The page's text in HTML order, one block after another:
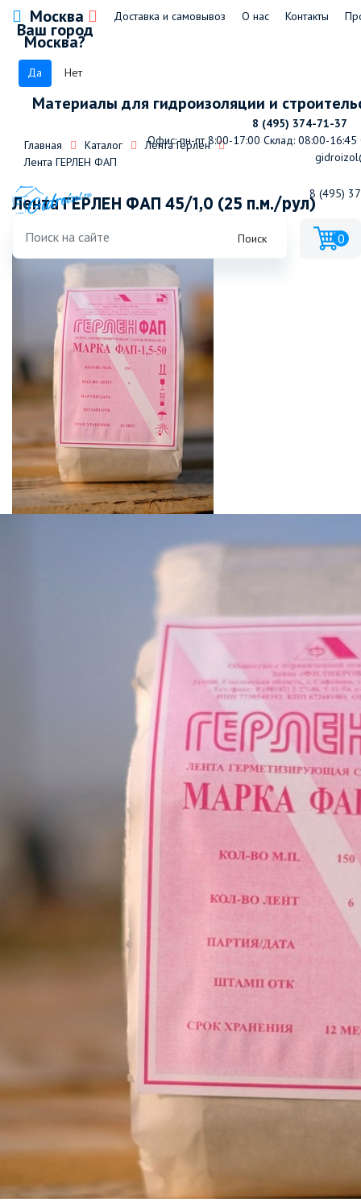
Москва
Ваш город
Москва?
Да Нет
Доставка и самовывоз О нас Контакты
Материалы для гидроизоляции и
8 (495) 374-71-37
Офис: пн-пт 8:00-17:00 Склад: 08:00-16:45
8 (495)
Поиск 0
Главная Каталог
Лента Герлен
Лента ГЕРЛЕН ФАП
Лента ГЕРЛЕН ФАП 45/1,0 (25 п.м./рул)